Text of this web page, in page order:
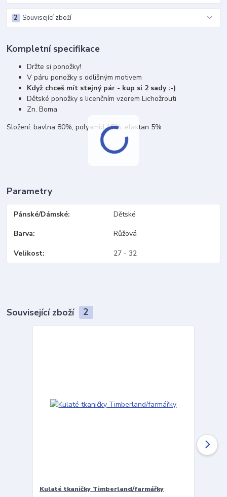
Související zboží
2
Kompletní specifikace
Držte si ponožky!
V páru ponožky s odlišným motivem
Když chceš mít stejný pár - kup si 2 sady :-)
Dětské ponožky s licenčním vzorem Lichožrouti
Zn. Boma
Složení: bavlna 80%, polyamid 15%, elastan 5%
Parametry
Pánské/Dámské Dětské
Barva Růžová
Velikost 27 - 32
Související zboží 2
Kulaté tkaničky Timberland/farmářky